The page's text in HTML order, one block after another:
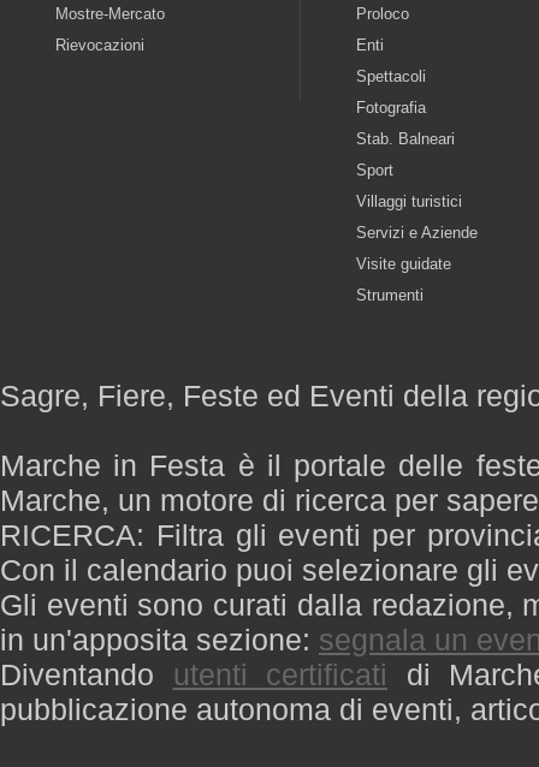
Mostre-Mercato
Rievocazioni
Proloco
Enti
Spettacoli
Fotografia
Stab. Balneari
Sport
Villaggi turistici
Servizi e Aziende
Visite guidate
Strumenti
Sagre, Fiere, Feste ed Eventi della
Marche in Festa è il portale delle
Marche, un motore di ricerca per
RICERCA: Filtra gli eventi per
Con il calendario puoi selezionare gli
Gli eventi sono curati dalla redazione,
in un'apposita sezione: segnala un
Diventando utenti certificati di
pubblicazione autonoma di eventi,